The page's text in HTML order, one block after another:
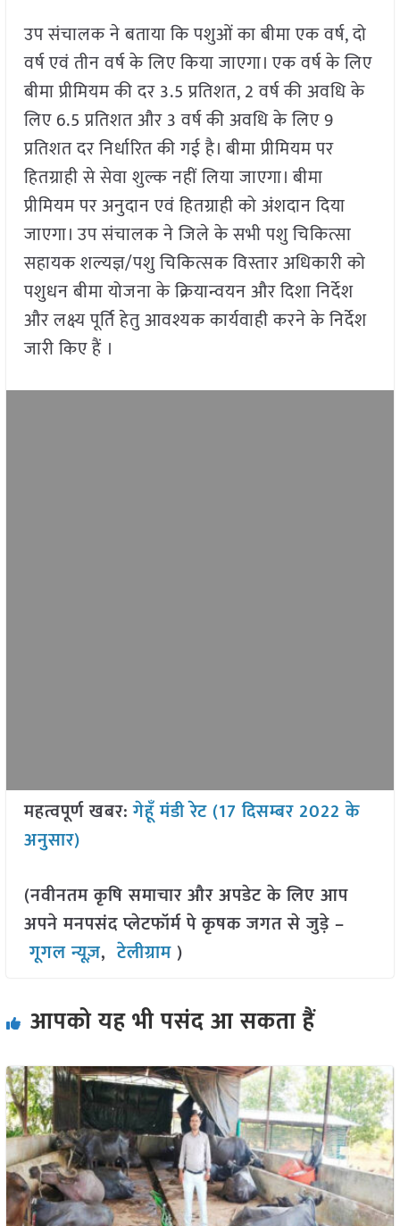
उप संचालक ने बताया कि पशुओं का बीमा एक वर्ष, दो
वर्ष एवं तीन वर्ष के लिए किया जाएगा। एक वर्ष के लिए
बीमा प्रीमियम की दर 3.5 प्रतिशत, 2 वर्ष की अवधि के
लिए 6.5 प्रतिशत और 3 वर्ष की अवधि के लिए 9
प्रतिशत दर निर्धारित की गई है। बीमा प्रीमियम पर
हितग्राही से सेवा शुल्क नहीं लिया जाएगा। बीमा
प्रीमियम पर अनुदान एवं हितग्राही को अंशदान दिया
जाएगा। उप संचालक ने जिले के सभी पशु चिकित्सा
सहायक शल्यज्ञ/पशु चिकित्सक विस्तार अधिकारी को
पशुधन बीमा योजना के क्रियान्वयन और दिशा निर्देश
और लक्ष्य पूर्ति हेतु आवश्यक कार्यवाही करने के निर्देश
जारी किए हैं ।
महत्वपूर्ण खबर:गेहूँ मंडी रेट (17 दिसम्बर 2022 के
अनुसार)
(नवीनतम कृषि समाचार और अपडेट के लिए आप
अपने मनपसंद प्लेटफॉर्म पे कृषक जगत से जुड़े –
गूगल न्यूज़,टेलीग्राम )
आपको यह भी पसंद आ सकता हैं